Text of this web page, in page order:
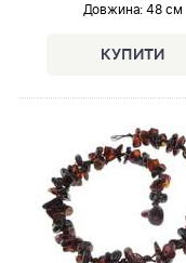
Довжина: 48 см